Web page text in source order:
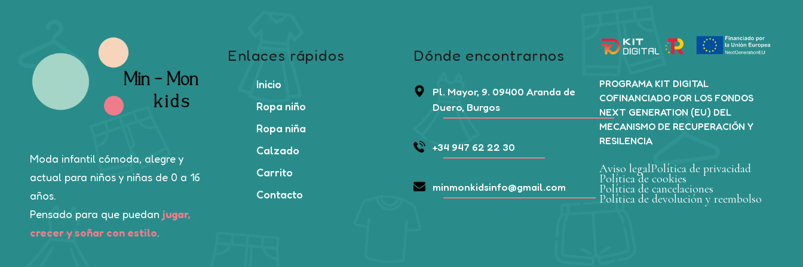
Moda infantil cómoda, alegre y
actual para niños y niñas de 0 a 16
años.
Pensado para que puedan jugar,
crecer y soñar con estilo.
Enlaces rápidos
Inicio
Ropa niño
Ropa niña
Calzado
Carrito
Contacto
Dónde encontrarnos
Pl. Mayor, 9. 09400 Aranda de
Duero, Burgos
+34 947 62 22 30
minmonkidsinfo@gmail.com
PROGRAMA KIT DIGITAL
COFINANCIADO POR LOS FONDOS
NEXT GENERATION (EU) DEL
MECANISMO DE RECUPERACIÓN Y
RESILENCIA
Aviso legalPolítica de privacidad
Política de cookies
Política de cancelaciones
Política de devolución y reembolso